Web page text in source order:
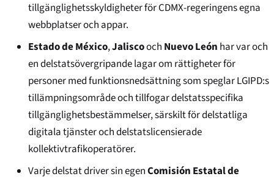
tillgänglighetsskyldigheter för CDMX-regeringens egna
webbplatser och appar.
Estado de México,Jaliscooch Nuevo León har var och
en delstatsövergripande lagar om rättigheter för
personer med funktionsnedsättning som speglar LGIPD:s
tillämpningsområde och tillfogar delstatsspecifika
tillgänglighetsbestämmelser, särskilt för delstatliga
digitala tjänster och delstatslicensierade
kollektivtrafikoperatörer.
Varje delstat driver sin egenComisión Estatal de